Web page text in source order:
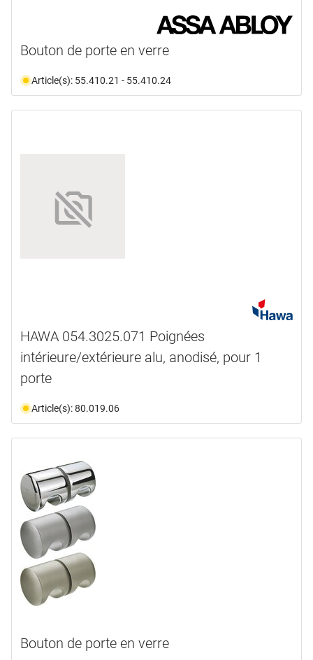
Bouton de porte en verre
Article(s): 55.410.21 - 55.410.24
HAWA 054.3025.071 Poignées
intérieure/extérieure alu, anodisé, pour 1
porte
Article(s): 80.019.06
Bouton de porte en verre